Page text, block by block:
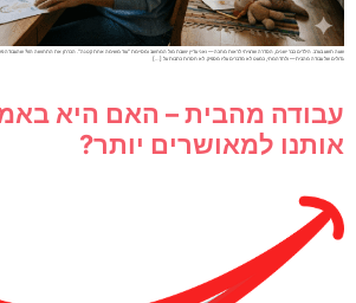
שעה תשע בערב. הילדים כבר ישנים, הסדרה שרציתי לראות מחכה — ואני עדיין יושבת מול המחשב ומסיימת "עוד משימה אחת קטנה". הכרתן את התחושה הזו?
גדולים של עבודה מהבית — ולתדהמתי, כמעט לא מדברים עליו מספיק. לא חסרות כתבות על […]
עבודה מהבית – האם היא
אותנו למאושרים יותר?